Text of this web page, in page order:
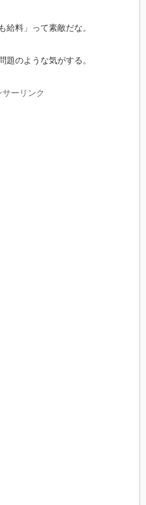
給料」って素敵だな。
題のような気がする。
サーリンク